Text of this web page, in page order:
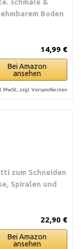
Boden
14,99 €
Bei Amazon
ansehen
MwSt., zzgl. Versandkosten
zum Schneiden
Spiralen und
22,90 €
Bei Amazon
ansehen